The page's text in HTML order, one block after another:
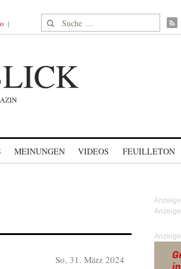
Suche nach:
MEINUNGEN VIDEOS FEUILLETON
So, 31. März 2024
Anzeige